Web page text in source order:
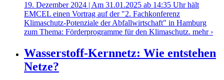
19. Dezember 2024 | Am 31.01.2025 ab 14:35 Uhr hält
EMCEL einen Vortrag auf der "2. Fachkonferenz
Klimaschutz-Potenziale der Abfallwirtschaft" in Hamburg
zum Thema: Förderprogramme für den Klimaschutz. mehr ›
Wasserstoff-Kernnetz: Wie entstehen
Netze?